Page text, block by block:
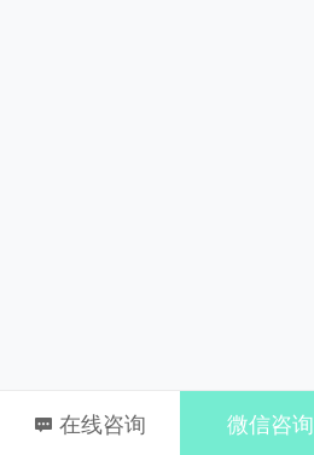
在线咨询 微信咨询